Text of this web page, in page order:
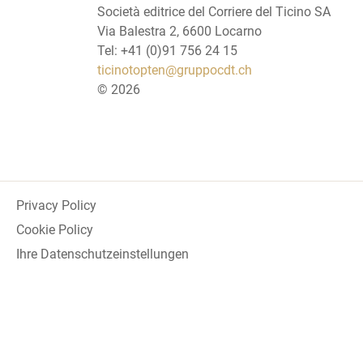
Società editrice del Corriere del Ticino SA
Via Balestra 2, 6600 Locarno
Tel: +41 (0)91 756 24 15
ticinotopten@gruppocdt.ch
© 2026
Privacy Policy
Cookie Policy
Ihre Datenschutzeinstellungen